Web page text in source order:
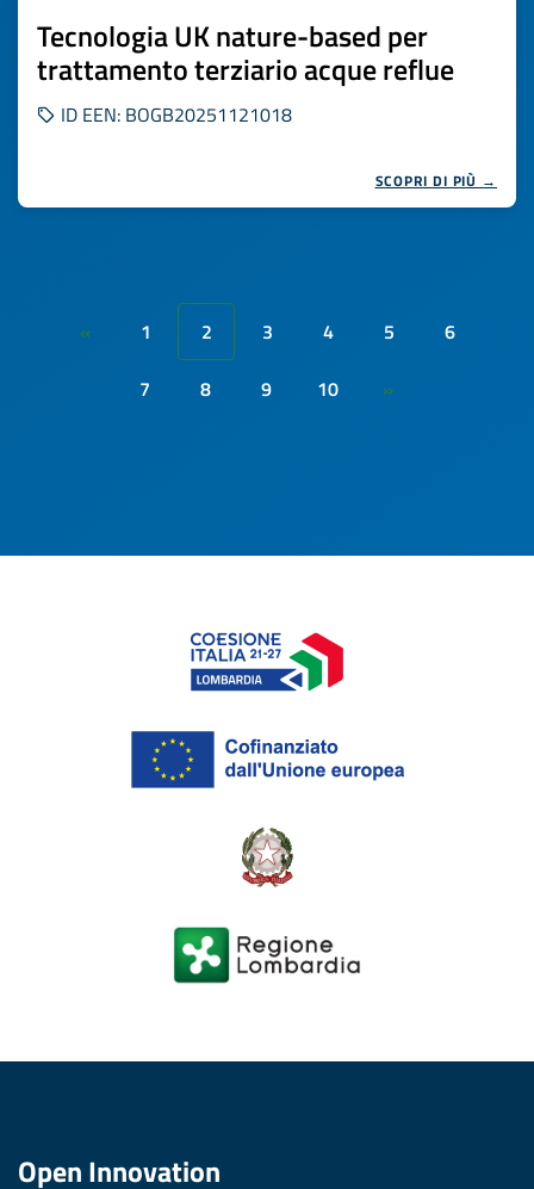
Tecnologia UK nature-based per
trattamento terziario acque reflue
ID EEN: BOGB20251121018
SCOPRI DI PIÙ →
« 1 2 3 4 5
6
7
8 9 10 »
Open Innovation